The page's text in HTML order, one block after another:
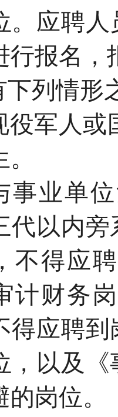
。应聘
行报名，
下列情形
役军人或
事业单
代以内
不得应
计财务
得应聘
，以及
岗位。